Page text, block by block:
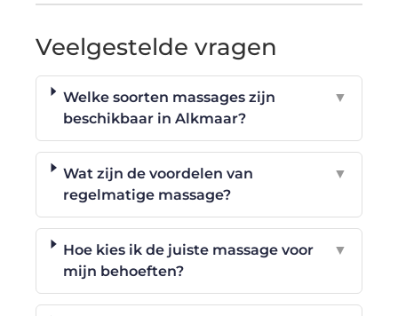
Veelgestelde vragen
Welke soorten massages zijn
beschikbaar in Alkmaar?
▼
Wat zijn de voordelen van
regelmatige massage?
▼
Hoe kies ik de juiste massage voor
mijn behoeften?
▼